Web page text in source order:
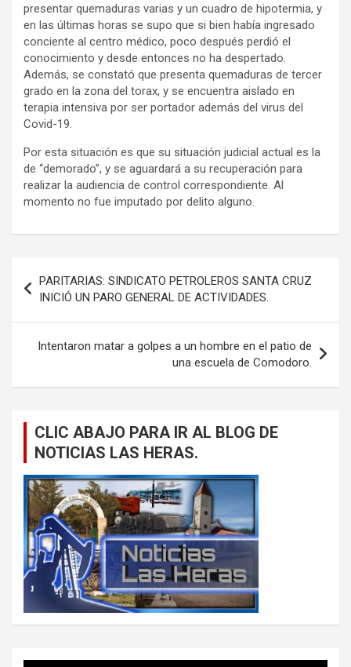
presentar quemaduras varias y un cuadro de hipotermia, y
en las últimas horas se supo que si bien había ingresado
conciente al centro médico, poco después perdió el
conocimiento y desde entonces no ha despertado.
Además, se constató que presenta quemaduras de tercer
grado en la zona del torax, y se encuentra aislado en
terapia intensiva por ser portador además del virus del
Covid-19.
Por esta situación es que su situación judicial actual es la
de “demorado”, y se aguardará a su recuperación para
realizar la audiencia de control correspondiente. Al
momento no fue imputado por delito alguno.
de
entradas
PARITARIAS: SINDICATO PETROLEROS SANTA CRUZ
INICIÓ UN PARO GENERAL DE ACTIVIDADES.
Intentaron matar a golpes a un hombre en el patio de
una escuela de Comodoro.
CLIC ABAJO PARA IR AL BLOG DE
NOTICIAS LAS HERAS.